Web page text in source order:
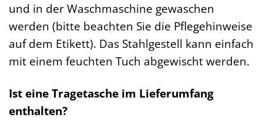
und in der Waschmaschine gewaschen
werden (bitte beachten Sie die Pflegehinweise
auf dem Etikett). Das Stahlgestell kann einfach
mit einem feuchten Tuch abgewischt werden.
Ist eine Tragetasche im Lieferumfang
enthalten?